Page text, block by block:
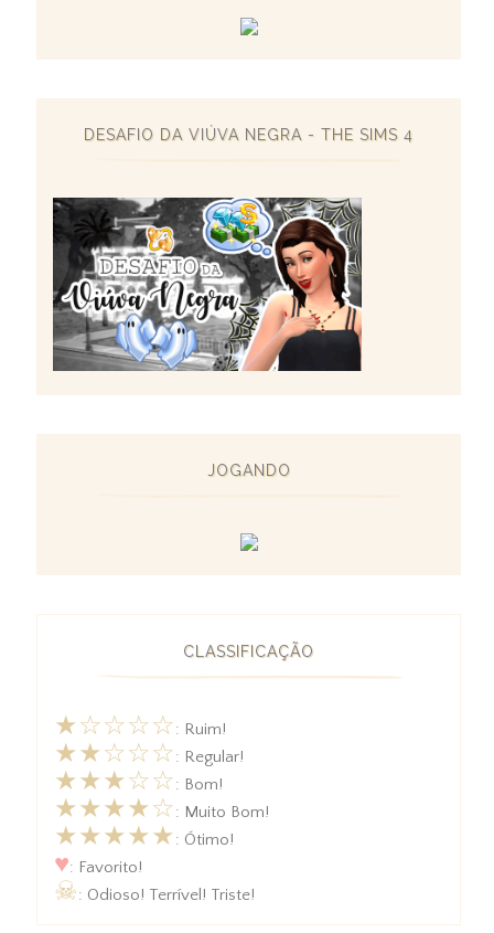
DESAFIO DA VIÚVA NEGRA - THE SIMS 4
JOGANDO
CLASSIFICAÇÃO
★☆☆☆☆: Ruim!
★★☆☆☆: Regular!
★★★☆☆: Bom!
★★★★☆: Muito Bom!
★★★★★: Ótimo!
♥: Favorito!
☠: Odioso! Terrível! Triste!